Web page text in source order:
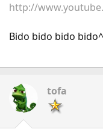
http://
Bido bido bido
tofa